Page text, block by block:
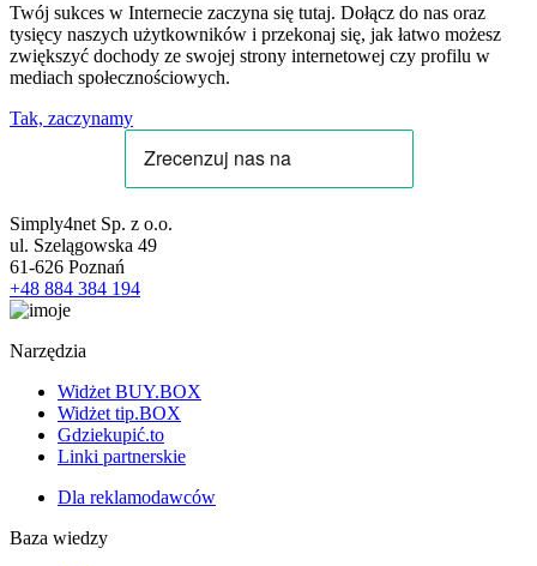
Twój sukces w Internecie zaczyna się tutaj. Dołącz do nas oraz
tysięcy naszych użytkowników i przekonaj się, jak łatwo możesz
zwiększyć dochody ze swojej strony internetowej czy profilu w
mediach społecznościowych.
Tak, zaczynamy
Simply4net Sp. z o.o.
ul. Szelągowska 49
61-626 Poznań
+48 884 384 194
Narzędzia
Widżet BUY.BOX
Widżet tip.BOX
Gdziekupić.to
Linki partnerskie
Dla reklamodawców
Baza wiedzy